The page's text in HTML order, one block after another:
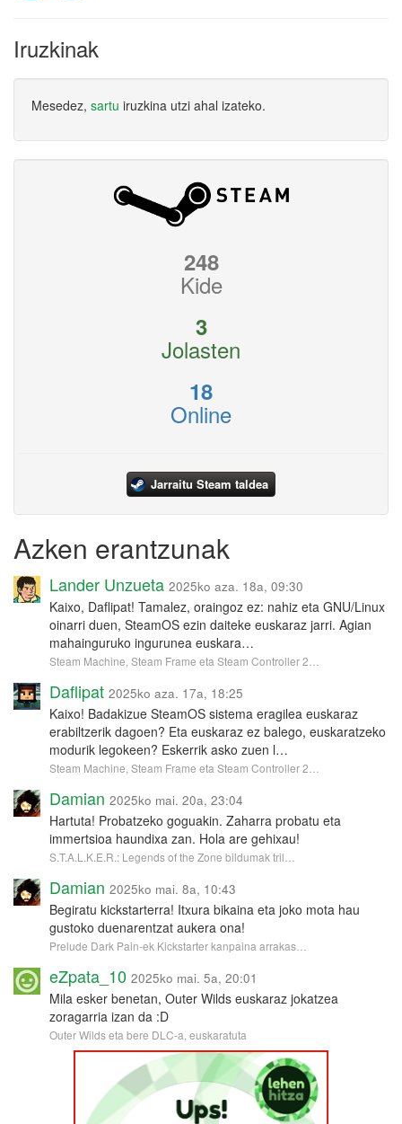
Iruzkinak
Mesedez, sartu iruzkina utzi ahal izateko.
248
Kide
3
Jolasten
18
Online
Jarraitu Steam taldea
Azken erantzunak
Lander Unzueta 2025ko aza. 18a, 09:30
Kaixo, Daflipat! Tamalez, oraingoz ez: nahiz eta GNU/Linux
oinarri duen, SteamOS ezin daiteke euskaraz jarri. Agian
mahainguruko ingurunea euskara…
Steam Machine, Steam Frame eta Steam Controller 2…
Daflipat 2025ko aza. 17a, 18:25
Kaixo! Badakizue SteamOS sistema eragilea euskaraz
erabiltzerik dagoen? Eta euskaraz ez balego, euskaratzeko
modurik legokeen? Eskerrik asko zuen l…
Steam Machine, Steam Frame eta Steam Controller 2…
Damian 2025ko mai. 20a, 23:04
Hartuta! Probatzeko goguakin. Zaharra probatu eta
immertsioa haundixa zan. Hola are gehixau!
S.T.A.L.K.E.R.: Legends of the Zone bildumak tril…
Damian 2025ko mai. 8a, 10:43
Begiratu kickstarterra! Itxura bikaina eta joko mota hau
gustoko duenarentzat aukera ona!
Prelude Dark Pain-ek Kickstarter kanpaina arrakas…
eZpata_10 2025ko mai. 5a, 20:01
Mila esker benetan, Outer Wilds euskaraz jokatzea
zoragarria izan da :D
Outer Wilds eta bere DLC-a, euskaratuta